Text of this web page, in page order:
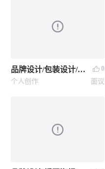
品牌设计/包装设计/插画包装设计
0
个人创作
面议